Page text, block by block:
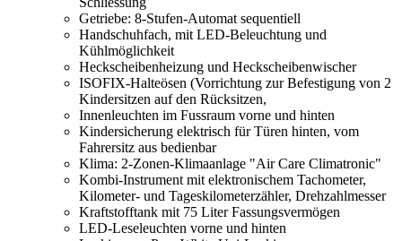
Getriebe: 8-Stufen-Automat sequentiell
Handschuhfach, mit LED-Beleuchtung und
Kühlmöglichkeit
Heckscheibenheizung und Heckscheibenwischer
ISOFIX-Halteösen (Vorrichtung zur Befestigung von 2
Kindersitzen auf den Rücksitzen,
Innenleuchten im Fussraum vorne und hinten
Kindersicherung elektrisch für Türen hinten, vom
Fahrersitz aus bedienbar
Klima: 2-Zonen-Klimaanlage "Air Care Climatronic"
Kombi-Instrument mit elektronischem Tachometer,
Kilometer- und Tageskilometerzähler, Drehzahlmesser
Kraftstofftank mit 75 Liter Fassungsvermögen
LED-Leseleuchten vorne und hinten